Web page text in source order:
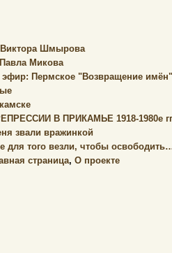
Шмырова
Микова
Пермское "Возвращение имён"
В ПРИКАМЬЕ 1918-1980е
звали вражинкой
для того везли, чтобы
страница, О проекте